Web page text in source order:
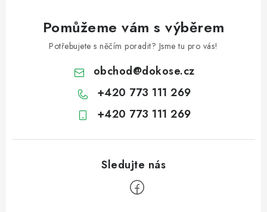
Pomůžeme vám s výběrem
Potřebujete s něčím poradit? Jsme tu pro vás!
obchod@dokose.cz
+420 773 111 269
+420 773 111 269